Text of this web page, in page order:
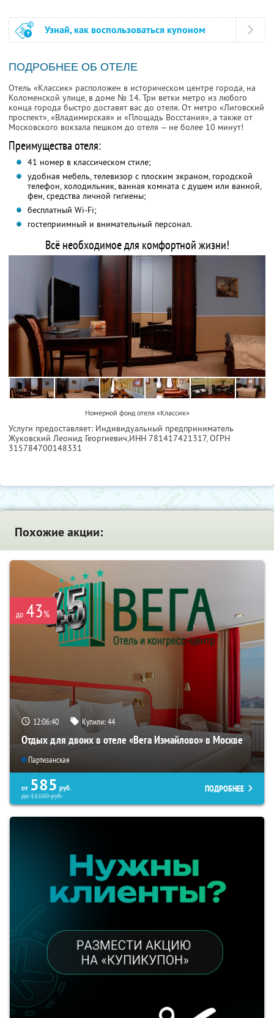
Узнай, как воспользоваться купоном
ПОДРОБНЕЕ ОБ ОТЕЛЕ
Отель «Классик» расположен в историческом центре города, на
Коломенской улице, в доме № 14. Три ветки метро из любого
конца города быстро доставят вас до отеля. От метро «Лиговский
проспект», «Владимирская» и «Площадь Восстания», а также от
Московского вокзала пешком до отеля — не более 10 минут!
Преимущества отеля:
41 номер в классическом стиле;
удобная мебель, телевизор с плоским экраном, городской
телефон, холодильник, ванная комната с душем или ванной,
фен, средства личной гигиены;
бесплатный Wi-Fi;
гостеприимный и внимательный персонал.
Всё необходимое для комфортной жизни!
Номерной фонд отеля «Классик»
Услуги предоставляет: Индивидуальный предприниматель
Жуковский Леонид Георгиевич,ИНН 781417421317, ОГРН
315784700148331
Похожие акции:
до 43%
12:06:40 Купили:44
Отдых для двоих в отеле «Вега Измайлово» в Москве
Партизанская
от 585 руб.
до11100руб.
ПОДРОБНЕЕ